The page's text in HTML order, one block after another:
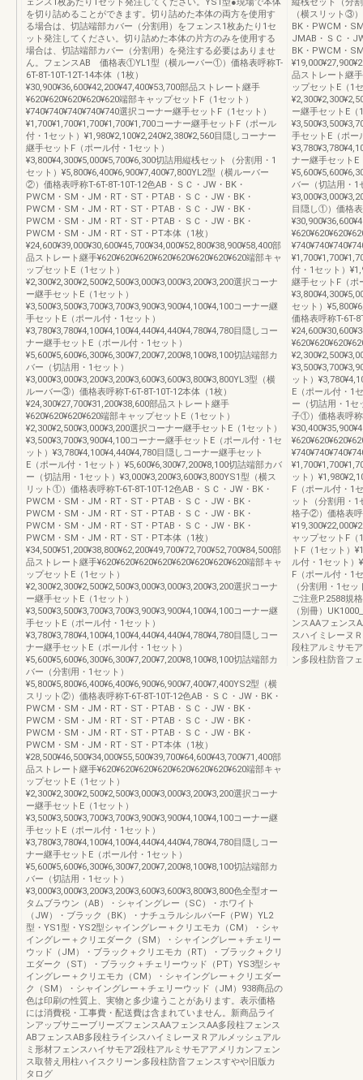
を切り詰めることができます。切り詰めた本体の両方を使用す
る場合は、切詰端部カバー（分割用）をフェンス1枚あたり1セ
ット発注してください。切り詰めた本体の片方のみを使用する
場合は、切詰端部カバー（分割用）を発注する必要はありませ
ん。フェンスAB 価格表①YL1型（横ルーバー①）価格表呼称T-
6T-8T-10T-12T-14本体（1枚）
¥30,900¥36,600¥42,200¥47,400¥53,700部品ストレート継手
¥620¥620¥620¥620¥620端部キャップセットF（1セット）
¥740¥740¥740¥740¥740選択コーナー継手セットF（1セット）
¥1,700¥1,700¥1,700¥1,700¥1,700コーナー継手セットF（ポール
付・1セット）¥1,980¥2,100¥2,240¥2,380¥2,560目隠しコーナー
継手セットF（ポール付・1セット）
¥3,800¥4,300¥5,000¥5,700¥6,300切詰用縦桟セット（分割用・1
セット）¥5,800¥6,400¥6,900¥7,400¥7,800YL2型（横ルーバー
②）価格表呼称T-6T-8T-10T-12色AB・ＳＣ・JW・BK・
PWCM・SM・JM・RT・ST・PTAB・ＳＣ・JW・BK・
PWCM・SM・JM・RT・ST・PTAB・ＳＣ・JW・BK・
PWCM・SM・JM・RT・ST・PTAB・ＳＣ・JW・BK・
PWCM・SM・JM・RT・ST・PT本体（1枚）
¥24,600¥39,000¥30,600¥45,700¥34,000¥52,800¥38,900¥58,400部
品ストレート継手¥620¥620¥620¥620¥620¥620¥620¥620端部キャ
ップセットE（1セット）
¥2,300¥2,300¥2,500¥2,500¥3,000¥3,000¥3,200¥3,200選択コーナ
ー継手セットE（1セット）
¥3,500¥3,500¥3,700¥3,700¥3,900¥3,900¥4,100¥4,100コーナー継
手セットE（ポール付・1セット）
¥3,780¥3,780¥4,100¥4,100¥4,440¥4,440¥4,780¥4,780目隠しコー
ナー継手セットE（ポール付・1セット）
¥5,600¥5,600¥6,300¥6,300¥7,200¥7,200¥8,100¥8,100切詰端部カ
バー（切詰用・1セット）
¥3,000¥3,000¥3,200¥3,200¥3,600¥3,600¥3,800¥3,800YL3型（横
ルーバー③）価格表呼称T-6T-8T-10T-12本体（1枚）
¥24,300¥27,700¥31,200¥38,600部品ストレート継手
¥620¥620¥620¥620端部キャップセットE（1セット）
¥2,300¥2,500¥3,000¥3,200選択コーナー継手セットE（1セット）
¥3,500¥3,700¥3,900¥4,100コーナー継手セットE（ポール付・1セ
ット）¥3,780¥4,100¥4,440¥4,780目隠しコーナー継手セット
E（ポール付・1セット）¥5,600¥6,300¥7,200¥8,100切詰端部カバ
ー（切詰用・1セット）¥3,000¥3,200¥3,600¥3,800YS1型（横ス
リット①）価格表呼称T-6T-8T-10T-12色AB・ＳＣ・JW・BK・
PWCM・SM・JM・RT・ST・PTAB・ＳＣ・JW・BK・
PWCM・SM・JM・RT・ST・PTAB・ＳＣ・JW・BK・
PWCM・SM・JM・RT・ST・PTAB・ＳＣ・JW・BK・
PWCM・SM・JM・RT・ST・PT本体（1枚）
¥34,500¥51,200¥38,800¥62,200¥49,700¥72,700¥52,700¥84,500部
品ストレート継手¥620¥620¥620¥620¥620¥620¥620¥620端部キャ
ップセットE（1セット）
¥2,300¥2,300¥2,500¥2,500¥3,000¥3,000¥3,200¥3,200選択コーナ
ー継手セットE（1セット）
¥3,500¥3,500¥3,700¥3,700¥3,900¥3,900¥4,100¥4,100コーナー継
手セットE（ポール付・1セット）
¥3,780¥3,780¥4,100¥4,100¥4,440¥4,440¥4,780¥4,780目隠しコー
ナー継手セットE（ポール付・1セット）
¥5,600¥5,600¥6,300¥6,300¥7,200¥7,200¥8,100¥8,100切詰端部カ
バー（分割用・1セット）
¥5,800¥5,800¥6,400¥6,400¥6,900¥6,900¥7,400¥7,400YS2型（横
スリット②）価格表呼称T-6T-8T-10T-12色AB・ＳＣ・JW・BK・
PWCM・SM・JM・RT・ST・PTAB・ＳＣ・JW・BK・
PWCM・SM・JM・RT・ST・PTAB・ＳＣ・JW・BK・
PWCM・SM・JM・RT・ST・PTAB・ＳＣ・JW・BK・
PWCM・SM・JM・RT・ST・PT本体（1枚）
¥28,500¥46,500¥34,000¥55,500¥39,700¥64,600¥43,700¥71,400部
品ストレート継手¥620¥620¥620¥620¥620¥620¥620¥620端部キャ
ップセットE（1セット）
¥2,300¥2,300¥2,500¥2,500¥3,000¥3,000¥3,200¥3,200選択コーナ
ー継手セットE（1セット）
¥3,500¥3,500¥3,700¥3,700¥3,900¥3,900¥4,100¥4,100コーナー継
手セットE（ポール付・1セット）
¥3,780¥3,780¥4,100¥4,100¥4,440¥4,440¥4,780¥4,780目隠しコー
ナー継手セットE（ポール付・1セット）
¥5,600¥5,600¥6,300¥6,300¥7,200¥7,200¥8,100¥8,100切詰端部カ
バー（切詰用・1セット）
¥3,000¥3,000¥3,200¥3,200¥3,600¥3,600¥3,800¥3,800色全型オー
タムブラウン（AB）・シャイングレー（SC）・ホワイト
（JW）・ブラック（BK）・ナチュラルシルバーF（PW）YL2
型・YS1型・YS2型シャイングレー＋クリエモカ（CM）・シャ
イングレー＋クリエダーク（SM）・シャイングレー＋チェリー
ウッド（JM）・ブラック＋クリエモカ（RT）・ブラック＋クリ
エダーク（ST）・ブラック＋チェリーウッド（PT）YS3型シャ
イングレー＋クリエモカ（CM）・シャイングレー＋クリエダー
ク（SM）・シャイングレー＋チェリーウッド（JM）938商品の
色は印刷の性質上、実物と多少違うことがあります。表示価格
には消費税・工事費・配送費は含まれていません。新商品ライ
ンアップサニーブリーズフェンスAAフェンスAA多段柱フェンス
ABフェンスAB多段柱ライシスハイミレーヌＲアルメッシュアル
ミ形材フェンスハイサモア2段柱アルミサモアアメリカンフェン
ス取替え用柱ハイスクリーン多段柱防音フェンスすやや旧版カ
タログ
（横スリット③
BK・PWCM・
JMAB・ＳＣ・
BK・PWCM・
品ストレート継
ップセットE（1
ー継手セットE（
手セットE（ポー
ナー継手セットE
バー（切詰用・1
目隠し①）価格表
付・1セット）
継手セットF（ポ
セット）
価格表呼称T-6T-
ット）
E（ポール付・1
ー（切詰用・1セ
子①）価格表呼称
ット）
F（ポール付・1
ット（分割用・1
格子②）価格表呼
ャップセットF（
トF（1セット）
ル付・1セット）
F（ポール付・1
（分割用・1セ
ご注意P.2588規
（別冊）
ンスAAフェンス
スハイミレーヌ
段柱アルミサモ
ン多段柱防音フ